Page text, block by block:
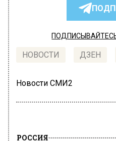
НОВОСТИ ДЗЕН
Новости СМИ2
РОССИЯ